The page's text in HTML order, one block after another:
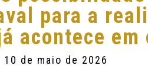
para a
acontece em
10 de maio de 2026